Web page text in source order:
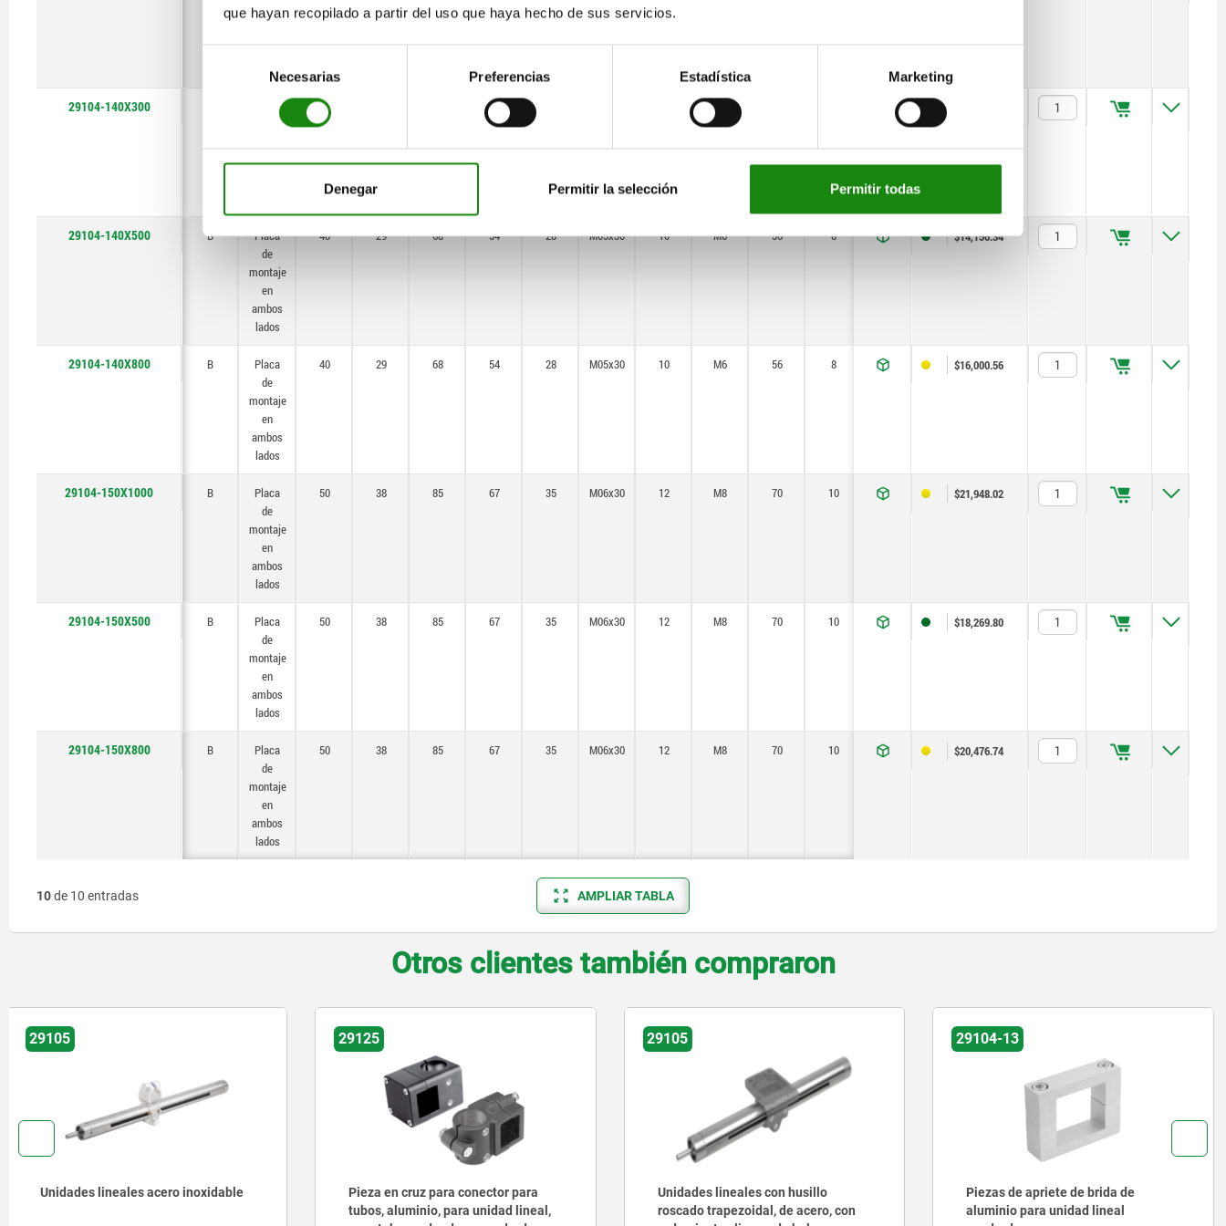
que hayan recopilado a partir del uso que haya hecho de sus servicios.
consentimiento
Necesarias Preferencias Estadística Marketing
Denegar Permitir la selección Permitir todas
montaje
lados
29104-140X300
Placa
en
40 54 M6 185 300 22 Tr18x4 40
29104-140X500 B
Placa
de
montaje
en
ambos
lados
40 29 68 54 28 M05x30 10 M6 56 8 385 500 28 22 Tr18x4 40
$14,156.34
29104-140X800 B
Placa
de
montaje
en
ambos
lados
40 29 68 54 28 M05x30 10 M6 56 8 685 800 28 22 Tr18x4 40
$16,000.56
29104-150X1000 B
Placa
de
montaje
en
ambos
lados
50 38 85 67 35 M06x30 12 M8 70 10 860 1000 30 25 Tr 20x4 50
$21,948.02
29104-150X500 B
Placa
de
montaje
en
ambos
lados
50 38 85 67 35 M06x30 12 M8 70 10 360 500 30 25 Tr 20x4 50
$18,269.80
29104-150X800 B
Placa
de
montaje
en
ambos
lados
50 38 85 67 35 M06x30 12 M8 70 10 660 800 30 25 Tr 20x4 50
$20,476.74
10de 10 entradas AMPLIAR TABLA
Otros clientes también compraron
29125
Pieza en cruz para conector para
29105
Unidades lineales con husillo
roscado trapezoidal, de acero, con
29104-13
Piezas de apriete de brida de
aluminio para unidad lineal
29135
Conectores para tubo pie, aluminio,
para unidad lineal